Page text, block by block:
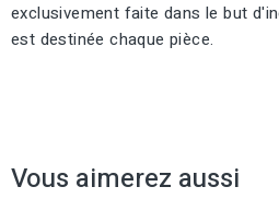
exclusivement faite dans le but
est destinée chaque pièce.
Vous aimerez aussi